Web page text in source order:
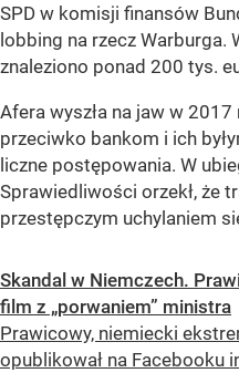
SPD w komisji finansów
lobbing na rzecz Warburga.
znaleziono ponad 200 tys.
Afera wyszła na jaw w
przeciwko bankom i ich
liczne postępowania. W
Sprawiedliwości orzekł, że
przestępczym uchylaniem
Skandal w Niemczech.
film z „porwaniem” ministra
Prawicowy, niemiecki
opublikował na Facebooku